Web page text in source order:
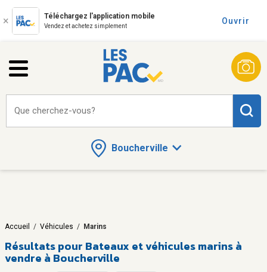
Téléchargez l'application mobile
Vendez et achetez simplement
Ouvrir
Boucherville
Que cherchez-vous?
Accueil / Véhicules / Marins
Résultats pour Bateaux et véhicules marins à
vendre à Boucherville